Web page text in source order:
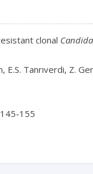
clonal
Tanrıverdi, Z.
155